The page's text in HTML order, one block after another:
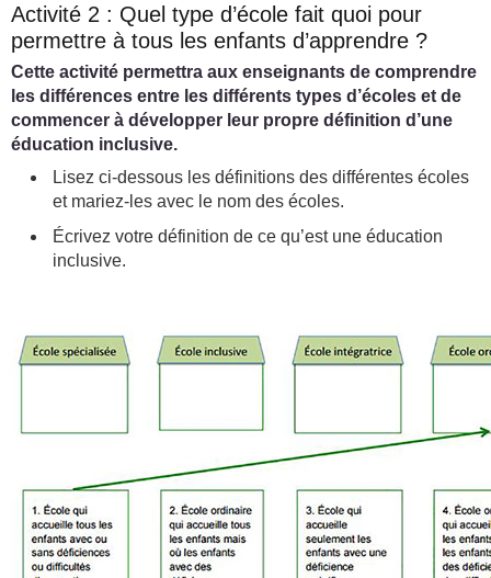
Activité 2 : Quel type d’école fait quoi pour
permettre à tous les enfants d’apprendre ?
Cette activité permettra aux enseignants de comprendre
les différences entre les différents types d’écoles et de
commencer à développer leur propre définition d’une
éducation inclusive.
Lisez ci-dessous les définitions des différentes écoles
et mariez-les avec le nom des écoles.
Écrivez votre définition de ce qu’est une éducation
inclusive.